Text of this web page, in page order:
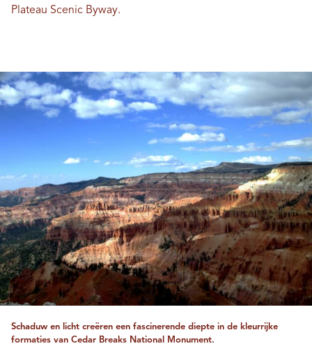
Plateau Scenic Byway.
Schaduw en licht creëren een fascinerende diepte in de kleurrijke
formaties van Cedar Breaks National Monument.